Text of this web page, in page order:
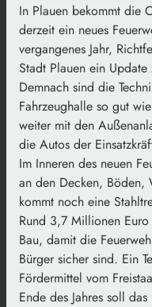
In Plauen bekommt die
derzeit ein neues
vergangenes Jahr,
Stadt Plauen ein
Demnach sind die
Fahrzeughalle so gut
weiter mit den
die Autos der
Im Inneren des neuen
an den Decken, Böden,
kommt noch eine
Rund 3,7 Millionen
Bau, damit die
Bürger sicher sind. Ein
Fördermittel vom
Ende des Jahres soll